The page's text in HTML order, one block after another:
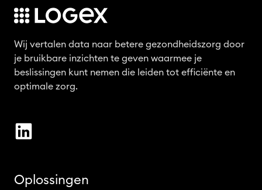
Wij vertalen data naar betere gezondheidszorg door
je bruikbare inzichten te geven waarmee je
beslissingen kunt nemen die leiden tot efficiënte en
optimale zorg.
Oplossingen